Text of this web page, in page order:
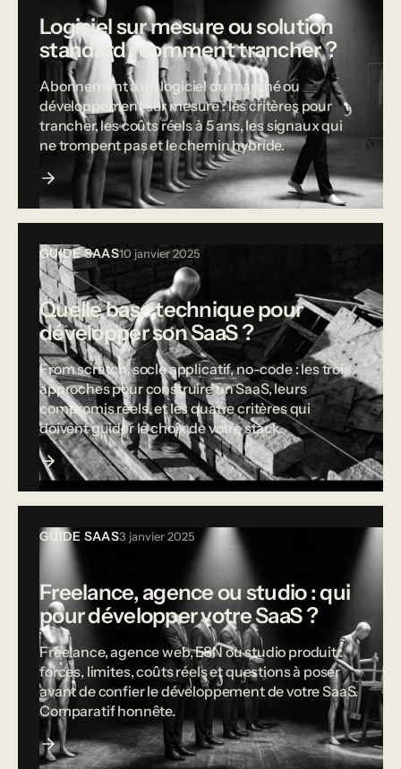
Logiciel sur mesure ou solution
standard : comment trancher ?
Abonnement à un logiciel du marché ou
développement sur mesure : les critères pour
trancher, les coûts réels à 5 ans, les signaux qui
ne trompent pas et le chemin hybride.
GUIDE SAAS10 janvier 2025
Quelle base technique pour
développer son SaaS ?
From scratch, socle applicatif, no-code : les trois
approches pour construire un SaaS, leurs
compromis réels, et les quatre critères qui
doivent guider le choix de votre stack.
GUIDE SAAS3 janvier 2025
Freelance, agence ou studio : qui
pour développer votre SaaS ?
Freelance, agence web, ESN ou studio produit :
forces, limites, coûts réels et questions à poser
avant de confier le développement de votre SaaS.
Comparatif honnête.